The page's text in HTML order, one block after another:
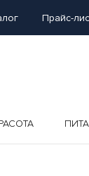
Прайс-